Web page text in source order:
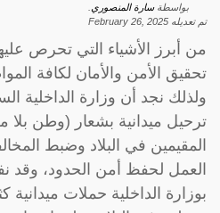
بواسطةسارة المنصوري
تم تعديله February 26, 2025
من أبرز الأشياء التي تحرص
تحقيق الأمن والأمان لكافة
ولذلك نجد أن وزارة الداخلية
ترحيل ميدانية بشعار (وطن بلا
المقيمين في البلاد وضبط
العمل لحفظ أمن الحدود، وقد
بوزارة الداخلية حملات